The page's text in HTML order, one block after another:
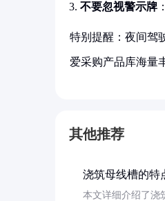
不要忽视警示牌
特别提醒：夜间驾
爱采购产品库海量
其他推荐
浇筑母线槽的特
本文详细介绍了浇